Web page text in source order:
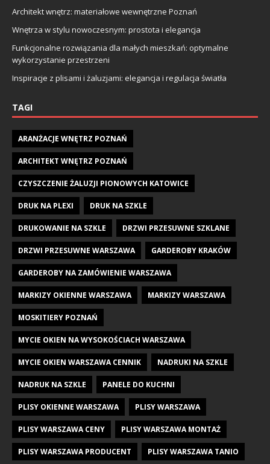
Architekt wnętrz: materiałowe wewnętrzne Poznań
Wnętrza w stylu nowoczesnym: prostota i elegancja
Funkcjonalne rozwiązania dla małych mieszkań: optymalne
wykorzystanie przestrzeni
Inspiracje z plisami i żaluzjami: elegancja i regulacja światła
TAGI
ARANŻACJE WNĘTRZ POZNAŃ
ARCHITEKT WNĘTRZ POZNAŃ
CZYSZCZENIE ŻALUZJI PIONOWYCH KATOWICE
DRUK NA PLEXI DRUK NA SZKLE
DRUKOWANIE NA SZKLE DRZWI PRZESUWNE SZKLANE
DRZWI PRZESUWNE WARSZAWA GARDEROBY KRAKÓW
GARDEROBY NA ZAMÓWIENIE WARSZAWA
MARKIZY OKIENNE WARSZAWA MARKIZY WARSZAWA
MOSKITIERY POZNAŃ
MYCIE OKIEN NA WYSOKOŚCIACH WARSZAWA
MYCIE OKIEN WARSZAWA CENNIK NADRUKI NA SZKLE
NADRUK NA SZKLE PANELE DO KUCHNI
PLISY OKIENNE WARSZAWA PLISY WARSZAWA
PLISY WARSZAWA CENY PLISY WARSZAWA MONTAŻ
PLISY WARSZAWA PRODUCENT PLISY WARSZAWA TANIO